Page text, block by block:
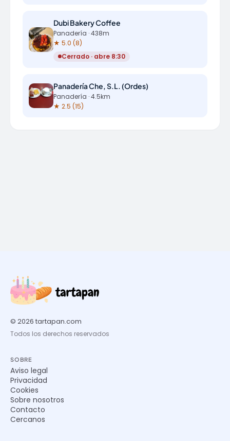
Dubi Bakery Coffee
Panadería · 438m
★ 5.0 (8)
Cerrado · abre 8:30
Panadería Che, S.L. (Ordes)
Panadería · 4.5km
★ 2.5 (15)
© 2026 tartapan.com
Todos los derechos reservados
SOBRE
Aviso legal
Privacidad
Cookies
Sobre nosotros
Contacto
Cercanos